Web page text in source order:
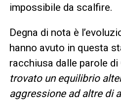
impossibile da scalfire.
Degna di nota è
hanno avuto in questa
racchiusa dalle parole di
trovato un equilibrio
aggressione ad altre di